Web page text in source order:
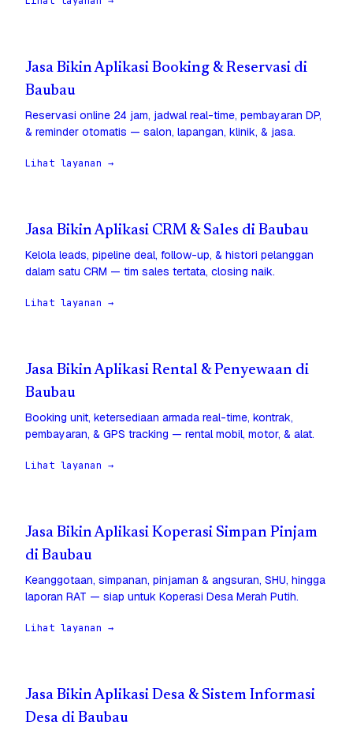
Jasa Bikin Aplikasi Booking & Reservasi di
Baubau
Reservasi online 24 jam, jadwal real-time, pembayaran DP,
& reminder otomatis — salon, lapangan, klinik, & jasa.
Lihat layanan →
Jasa Bikin Aplikasi CRM & Sales di Baubau
Kelola leads, pipeline deal, follow-up, & histori pelanggan
dalam satu CRM — tim sales tertata, closing naik.
Lihat layanan →
Jasa Bikin Aplikasi Rental & Penyewaan di
Baubau
Booking unit, ketersediaan armada real-time, kontrak,
pembayaran, & GPS tracking — rental mobil, motor, & alat.
Lihat layanan →
Jasa Bikin Aplikasi Koperasi Simpan Pinjam
di Baubau
Keanggotaan, simpanan, pinjaman & angsuran, SHU, hingga
laporan RAT — siap untuk Koperasi Desa Merah Putih.
Lihat layanan →
Jasa Bikin Aplikasi Desa & Sistem Informasi
Desa di Baubau